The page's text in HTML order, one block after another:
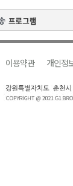
썩고, 무르고..
이용약관 개인정